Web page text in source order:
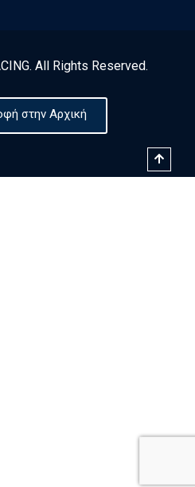
All Rights Reserved.
στην Αρχική